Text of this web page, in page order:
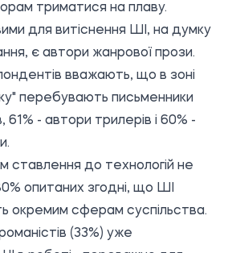
триматися на плаву.
для витіснення ШІ, на думку
є автори жанрової прози.
вважають, що в зоні
перебувають письменники
61% - автори трилерів і 60% -
ставлення до технологій не
опитаних згодні, що ШІ
окремим сферам суспільства.
(33%) уже